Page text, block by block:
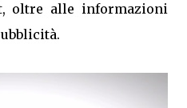
oltre alle informazioni